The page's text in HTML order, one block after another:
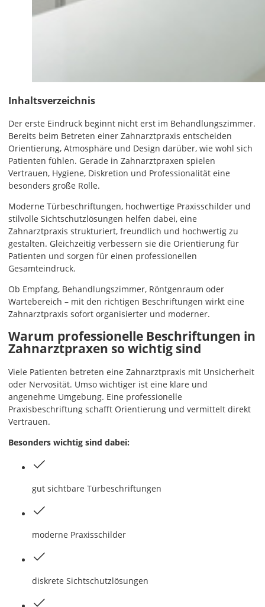
Inhaltsverzeichnis
Der erste Eindruck beginnt nicht erst im Behandlungszimmer.
Bereits beim Betreten einer Zahnarztpraxis entscheiden
Orientierung, Atmosphäre und Design darüber, wie wohl sich
Patienten fühlen. Gerade in Zahnarztpraxen spielen
Vertrauen, Hygiene, Diskretion und Professionalität eine
besonders große Rolle.
Moderne Türbeschriftungen, hochwertige Praxisschilder und
stilvolle Sichtschutzlösungen helfen dabei, eine
Zahnarztpraxis strukturiert, freundlich und hochwertig zu
gestalten. Gleichzeitig verbessern sie die Orientierung für
Patienten und sorgen für einen professionellen
Gesamteindruck.
Ob Empfang, Behandlungszimmer, Röntgenraum oder
Wartebereich – mit den richtigen Beschriftungen wirkt eine
Zahnarztpraxis sofort organisierter und moderner.
Warum professionelle Beschriftungen in
Zahnarztpraxen so wichtig sind
Viele Patienten betreten eine Zahnarztpraxis mit Unsicherheit
oder Nervosität. Umso wichtiger ist eine klare und
angenehme Umgebung. Eine professionelle
Praxisbeschriftung schafft Orientierung und vermittelt direkt
Vertrauen.
Besonders wichtig sind dabei:
gut sichtbare Türbeschriftungen
moderne Praxisschilder
diskrete Sichtschutzlösungen